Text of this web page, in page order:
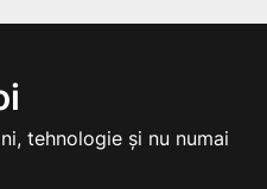
tehnologie și nu numai